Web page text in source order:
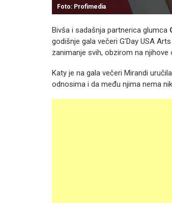
Foto: Profimedia
Bivša i sadašnja partnerica glumca
godišnje gala večeri G'Day USA
zanimanje svih, obzirom na njihove
Katy je na gala večeri Mirandi
odnosima i da među njima nema